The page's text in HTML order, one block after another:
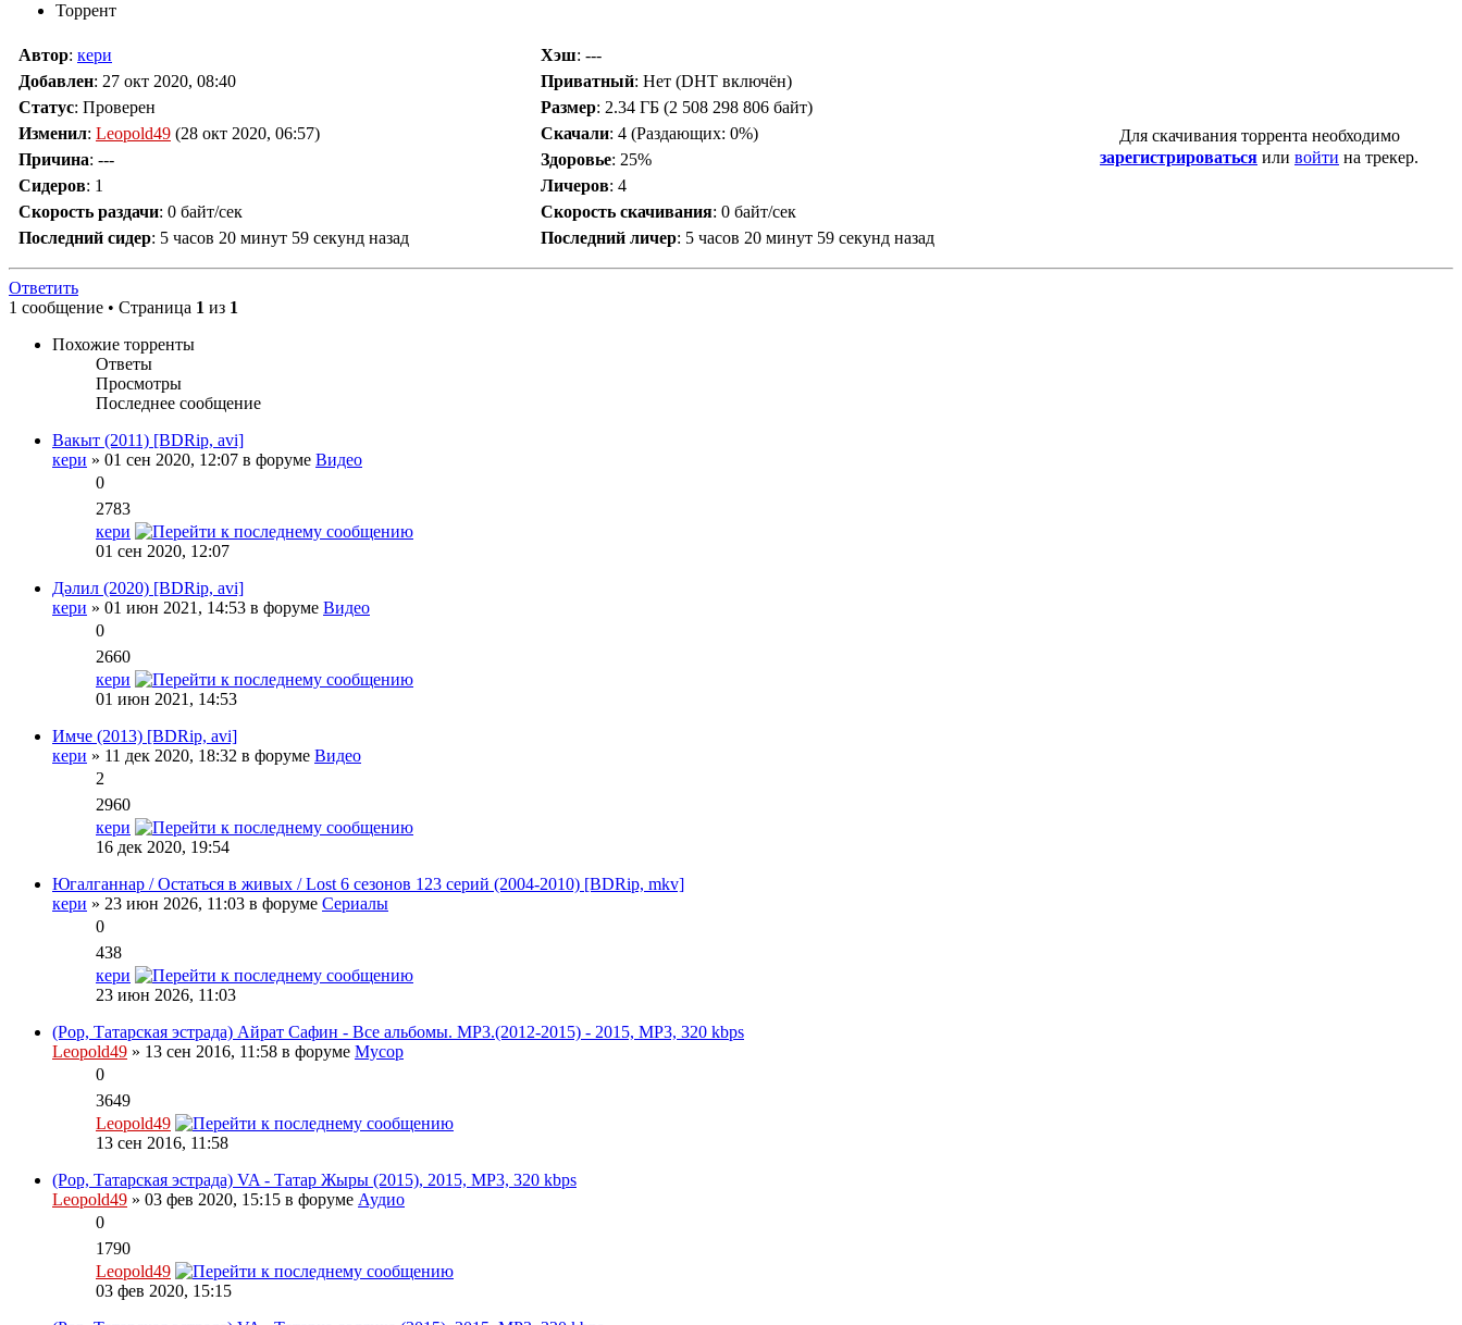
Торрент
Автор: кери Хэш: ---
Добавлен: 27 окт 2020, 08:40 Приватный: Нет (DHT включён)
Статус: Проверен Размер: 2.34 ГБ (2 508 298 806 байт)
Изменил: Leopold49 (28 окт 2020, 06:57) Скачали: 4 (Раздающих: 0%)
Причина: --- Здоровье: 25%
Сидеров: 1 Личеров: 4
Скорость раздачи: 0 байт/сек Скорость скачивания: 0 байт/сек
Последний сидер: 5 часов 20 минут 59 секунд назад Последний личер: 5 часов 20 минут 59 секунд назад
Для скачивания торрента необходимо
зарегистрироваться или войти на трекер.
Ответить
1 сообщение • Страница 1 из 1
Похожие торренты
Ответы
Просмотры
Последнее сообщение
Вакыт (2011) [BDRip, avi]
кери » 01 сен 2020, 12:07 в форуме Видео
0
2783
кери
01 сен 2020, 12:07
Дәлил (2020) [BDRip, avi]
кери » 01 июн 2021, 14:53 в форуме Видео
0
2660
кери
01 июн 2021, 14:53
Имче (2013) [BDRip, avi]
кери » 11 дек 2020, 18:32 в форуме Видео
2
2960
кери
16 дек 2020, 19:54
Югалганнар / Остаться в живых / Lost 6 сезонов 123 серий (2004-2010) [BDRip, mkv]
кери » 23 июн 2026, 11:03 в форуме Сериалы
0
438
кери
23 июн 2026, 11:03
(Pop, Татарская эстрада) Айрат Сафин - Все альбомы. MP3.(2012-2015) - 2015, MP3, 320 kbps
Leopold49 » 13 сен 2016, 11:58 в форуме Мусор
0
3649
Leopold49
13 сен 2016, 11:58
(Pop, Татарская эстрада) VA - Татар Жыры (2015), 2015, MP3, 320 kbps
Leopold49 » 03 фев 2020, 15:15 в форуме Аудио
0
1790
Leopold49
03 фев 2020, 15:15